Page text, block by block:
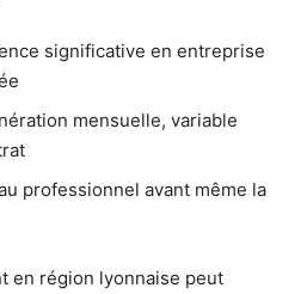
significative en entreprise
mensuelle, variable
professionnel avant même la
en région lyonnaise peut